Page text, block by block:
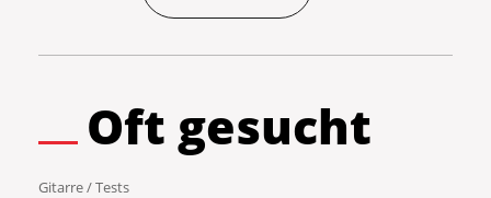
Oft gesucht
Gitarre/Tests